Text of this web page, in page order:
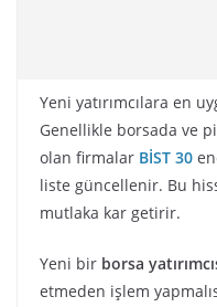
Yeni yatırımcılara en
Genellikle borsada ve
olan firmalar BİST 30
liste güncellenir. Bu
mutlaka kar getirir.
Yeni bir borsa
etmeden işlem